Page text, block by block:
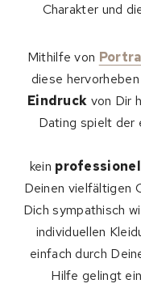
Charakter und
Mithilfe von
diese
Eindruck von Dir
Dating spielt der
kein
Deinen vielfältigen
Dich sympathisch
individuellen
einfach durch
Hilfe gelingt